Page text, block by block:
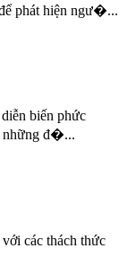
phát hiện ngư�...
biến phức
những đ�...
các thách thức